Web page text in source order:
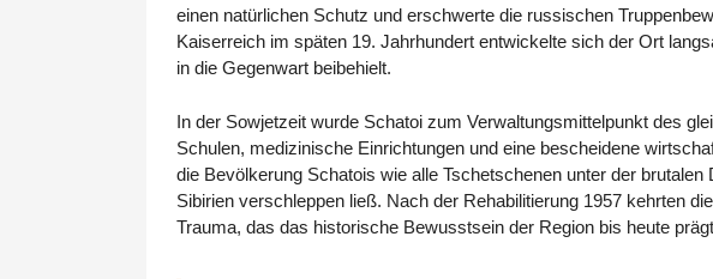
einen natürlichen Schutz und erschwerte die russischen
Kaiserreich im späten 19. Jahrhundert entwickelte sich der Ort
in die Gegenwart beibehielt.
In der Sowjetzeit wurde Schatoi zum Verwaltungsmittelpunkt des
Schulen, medizinische Einrichtungen und eine bescheidene
die Bevölkerung Schatois wie alle Tschetschenen unter der
Sibirien verschleppen ließ. Nach der Rehabilitierung 1957 kehrten
Trauma, das das historische Bewusstsein der Region bis heute